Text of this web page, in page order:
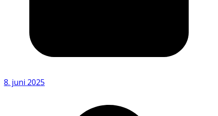
8. juni 2025